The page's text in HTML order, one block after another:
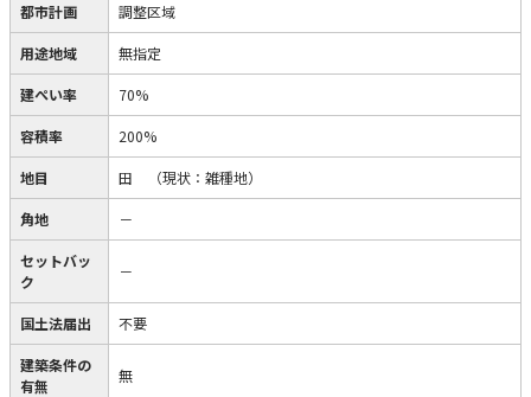
都市計画 調整区域
用途地域 無指定
建ぺい率 70%
容積率 200%
地目 田 （現状：雑種地）
角地 －
セットバッ
ク
－
国土法届出 不要
建築条件の
有無
無